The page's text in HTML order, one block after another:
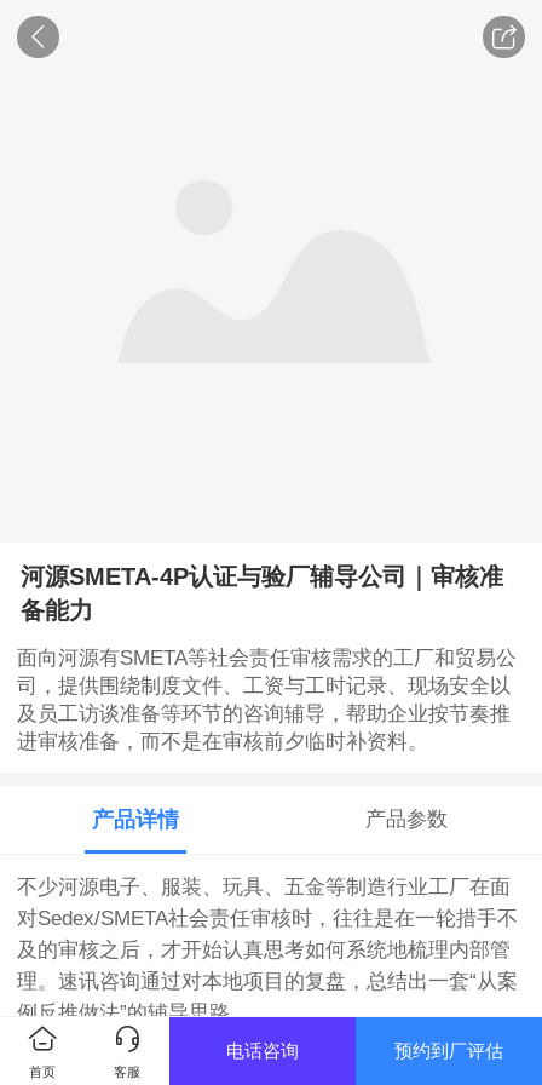
河源SMETA-4P认证与验厂辅导公司｜审核准
备能力
面向河源有SMETA等社会责任审核需求的工厂和贸易公
司，提供围绕制度文件、工资与工时记录、现场安全以
及员工访谈准备等环节的咨询辅导，帮助企业按节奏推
进审核准备，而不是在审核前夕临时补资料。
产品详情 产品参数
不少河源电子、服装、玩具、五金等制造行业工厂在面
对Sedex/SMETA社会责任审核时，往往是在一轮措手不
及的审核之后，才开始认真思考如何系统地梳理内部管
理。速讯咨询通过对本地项目的复盘，总结出一套“从案
例反推做法”的辅导思路。
【一个来自本地工厂的真实审核经历】
首页 客服
电话咨询 预约到厂评估